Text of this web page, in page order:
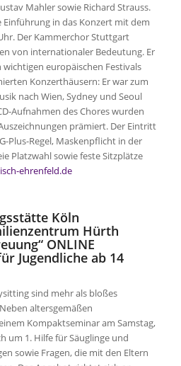
Mahler sowie Richard Strauss.
Einführung in das Konzert mit dem
Der Kammerchor Stuttgart
von internationaler Bedeutung. Er
europäischen Festivals
Konzerthäusern: Er war zum
nach Wien, Sydney und Seoul
Aufnahmen des Chores wurden
prämiert. Der Eintritt
Plus-Regel, Maskenpflicht in der
Platzwahl sowie feste Sitzplätze
ehrenfeld.de
Köln
Hürth
ONLINE
Jugendliche ab 14
sind mehr als bloßes
altersgemäßen
Kompaktseminar am Samstag,
um 1. Hilfe für Säuglinge und
sowie Fragen, die mit den Eltern